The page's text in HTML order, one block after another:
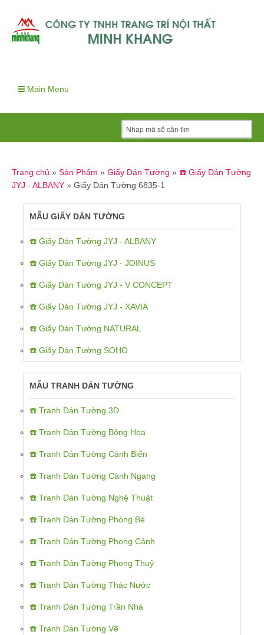
Main Menu
Trang chủ » Sản Phẩm » Giấy Dán Tường » ☎️ Giấy Dán Tường
JYJ - ALBANY » Giấy Dán Tường 6835-1
MẪU GIẤY DÁN TƯỜNG
☎️ Giấy Dán Tường JYJ - ALBANY
☎️ Giấy Dán Tường JYJ - JOINUS
☎️ Giấy Dán Tường JYJ - V CONCEPT
☎️ Giấy Dán Tường JYJ - XAVIA
☎️ Giấy Dán Tường NATURAL
☎️ Giấy Dán Tường SOHO
MẪU TRANH DÁN TƯỜNG
☎️ Tranh Dán Tường 3D
☎️ Tranh Dán Tường Bông Hoa
☎️ Tranh Dán Tường Cảnh Biển
☎️ Tranh Dán Tường Cảnh Ngang
☎️ Tranh Dán Tường Nghệ Thuật
☎️ Tranh Dán Tường Phòng Bé
☎️ Tranh Dán Tường Phong Cảnh
☎️ Tranh Dán Tường Phong Thuỷ
☎️ Tranh Dán Tường Thác Nước
☎️ Tranh Dán Tường Trần Nhà
☎️ Tranh Dán Tường Vẽ